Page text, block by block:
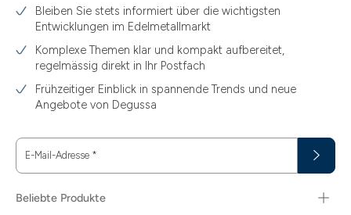
Bleiben Sie stets informiert über die wichtigsten
Entwicklungen im Edelmetallmarkt
Komplexe Themen klar und kompakt aufbereitet,
regelmässig direkt in Ihr Postfach
Frühzeitiger Einblick in spannende Trends und neue
Angebote von Degussa
E-Mail-Adresse *
Beliebte Produkte